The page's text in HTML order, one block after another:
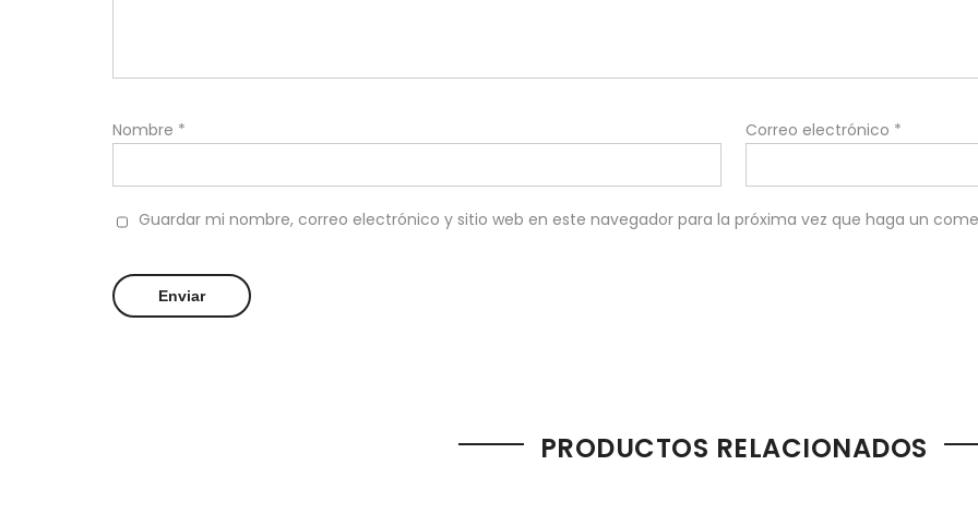
Nombre * Correo electrónico *
Guardar mi nombre, correo electrónico y sitio web en este navegador para la próxima vez que haga un
PRODUCTOS RELACIONADOS